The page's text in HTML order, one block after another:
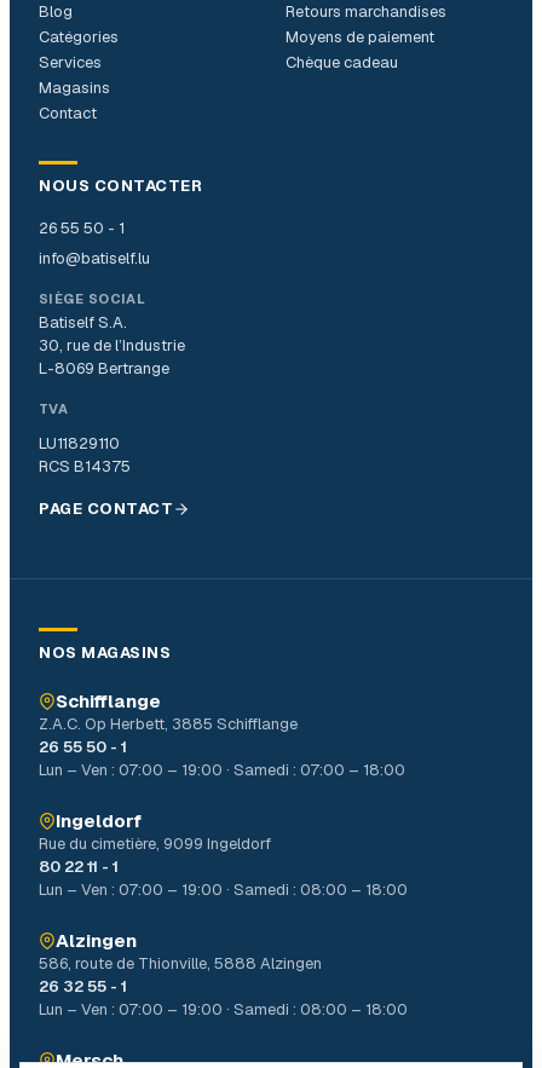
Blog
Catégories
Services
Magasins
Contact
Retours marchandises
Moyens de paiement
Chèque cadeau
NOUS CONTACTER
26 55 50 - 1
info@batiself.lu
SIÈGE SOCIAL
Batiself S.A.
30, rue de l’Industrie
L-8069 Bertrange
TVA
LU11829110
RCS B14375
PAGE CONTACT
NOS MAGASINS
Schifflange
Z.A.C. Op Herbett, 3885 Schifflange
26 55 50 - 1
Lun – Ven : 07:00 – 19:00 · Samedi : 07:00 – 18:00
Ingeldorf
Rue du cimetière, 9099 Ingeldorf
80 22 11 - 1
Lun – Ven : 07:00 – 19:00 · Samedi : 08:00 – 18:00
Alzingen
586, route de Thionville, 5888 Alzingen
26 32 55 - 1
Lun – Ven : 07:00 – 19:00 · Samedi : 08:00 – 18:00
Mersch